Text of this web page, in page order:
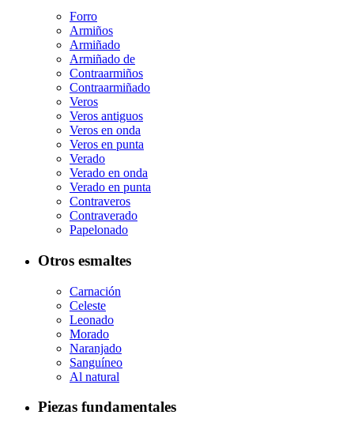
Forro
Armiños
Armiñado
Armiñado de
Contraarmiños
Contraarmiñado
Veros
Veros antiguos
Veros en onda
Veros en punta
Verado
Verado en onda
Verado en punta
Contraveros
Contraverado
Papelonado
Otros esmaltes
Carnación
Celeste
Leonado
Morado
Naranjado
Sanguíneo
Al natural
Piezas fundamentales